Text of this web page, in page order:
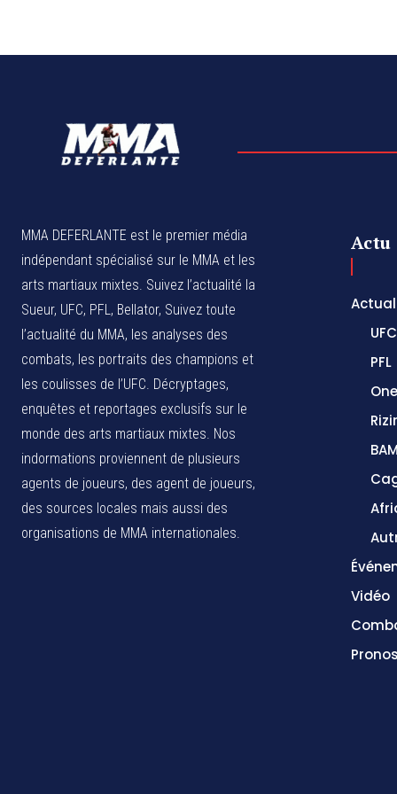
MMA DEFERLANTE est le premier média
indépendant spécialisé sur le MMA et les
arts martiaux mixtes. Suivez l’actualité la
Sueur, UFC, PFL, Bellator, Suivez toute
l’actualité du MMA, les analyses des
combats, les portraits des champions et
les coulisses de l’UFC. Décryptages,
enquêtes et reportages exclusifs sur le
monde des arts martiaux mixtes. Nos
indormations proviennent de plusieurs
agents de joueurs, des agent de joueurs,
des sources locales mais aussi des
organisations de MMA internationales.
Actu
UFC
PFL
Vidéo